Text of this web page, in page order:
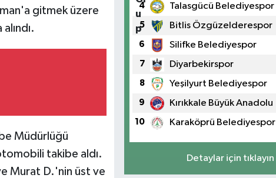
gitmek üzere
Müdürlüğü
takibe aldı.
Murat D.'nin üst ve
4 Talasgücü Belediyespor
5 Bitlis Özgüzelderespor
6 Silifke Belediyespor
7 Diyarbekirspor
8 Yeşilyurt Belediyespor
9 Kırıkkale Büyük Anadolu
10 Karaköprü Belediyespor
Detaylar için tıklayın